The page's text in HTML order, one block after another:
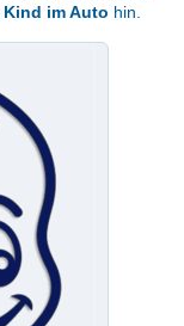
Kind im Auto hin.